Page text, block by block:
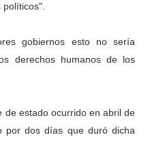
de asfaltado
la coordinación de
apadrina a más de 993
políticos".
gobiernos esto no sería
derechos humanos de los
de estado ocurrido en abril de
por dos días que duró dicha